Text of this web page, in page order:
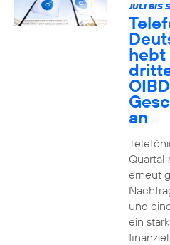
JULI BIS
hebt
an
Quartal
erneut
und
ein